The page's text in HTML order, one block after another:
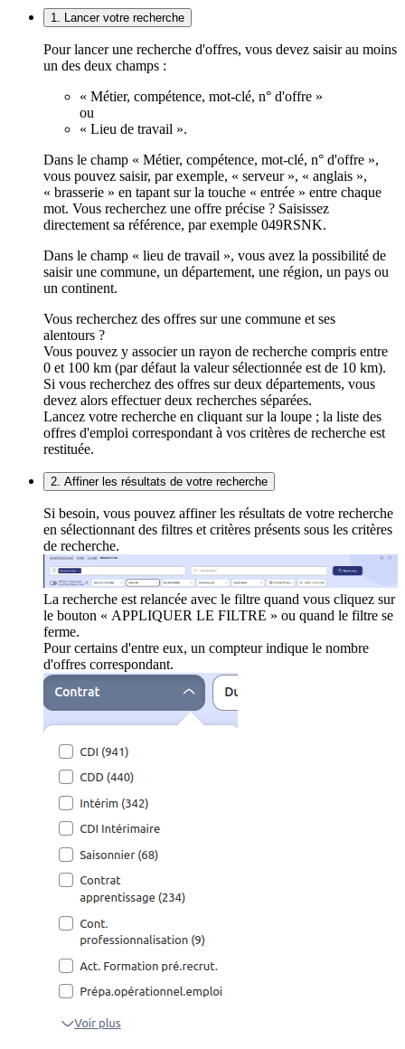
1. Lancer votre recherche
Pour lancer une recherche d'offres, vous devez saisir au moins
un des deux champs :
« Métier, compétence, mot-clé, n° d'offre »
ou
« Lieu de travail ».
Dans le champ « Métier, compétence, mot-clé, n° d'offre »,
vous pouvez saisir, par exemple, « serveur », « anglais »,
« brasserie » en tapant sur la touche « entrée » entre chaque
mot. Vous recherchez une offre précise ? Saisissez
directement sa référence, par exemple 049RSNK.
Dans le champ « lieu de travail », vous avez la possibilité de
saisir une commune, un département, une région, un pays ou
un continent.
Vous recherchez des offres sur une commune et ses
alentours ?
Vous pouvez y associer un rayon de recherche compris entre
0 et 100 km (par défaut la valeur sélectionnée est de 10 km).
Si vous recherchez des offres sur deux départements, vous
devez alors effectuer deux recherches séparées.
Lancez votre recherche en cliquant sur la loupe ; la liste des
offres d'emploi correspondant à vos critères de recherche est
restituée.
2. Affiner les résultats de votre recherche
Si besoin, vous pouvez affiner les résultats de votre recherche
en sélectionnant des filtres et critères présents sous les critères
de recherche.
La recherche est relancée avec le filtre quand vous cliquez sur
le bouton « APPLIQUER LE FILTRE » ou quand le filtre se
ferme.
Pour certains d'entre eux, un compteur indique le nombre
d'offres correspondant.